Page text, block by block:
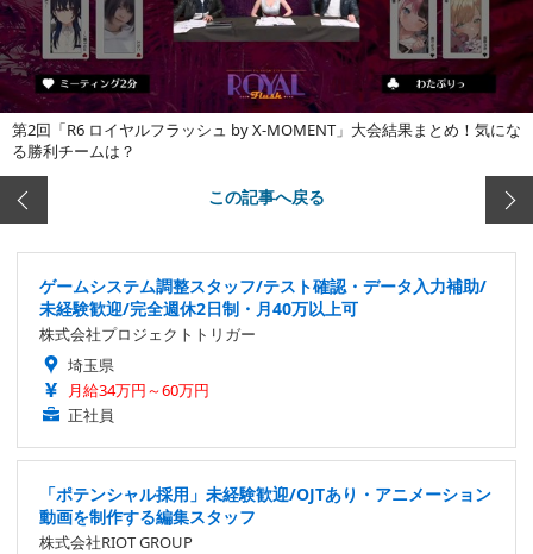
第2回「R6 ロイヤルフラッシュ by X-MOMENT」大会結果まとめ！気にな
る勝利チームは？
この記事へ戻る
ゲームシステム調整スタッフ/テスト確認・データ入力補助/
未経験歓迎/完全週休2日制・月40万以上可
株式会社プロジェクトトリガー
埼玉県
月給34万円～60万円
正社員
「ポテンシャル採用」未経験歓迎/OJTあり・アニメーション
動画を制作する編集スタッフ
株式会社RIOT GROUP